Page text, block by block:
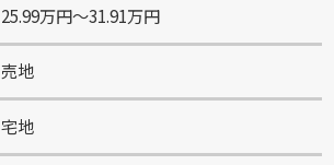
25.99万円～31.91万円
売地
宅地